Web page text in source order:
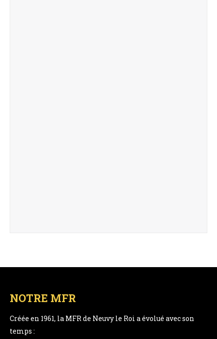
NOTRE MFR
Créée en 1961, la MFR de Neuvy le Roi a évolué avec son
temps :